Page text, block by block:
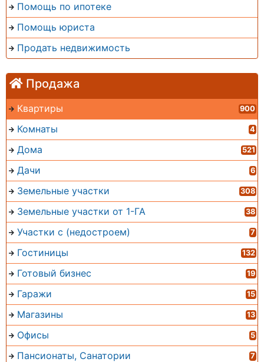
Помощь по ипотеке
Помощь юриста
Продать недвижимость
Продажа
Квартиры 900
Комнаты 4
Дома 521
Дачи 6
Земельные участки 308
Земельные участки от 1-ГА 38
Участки с (недостроем) 7
Гостиницы 132
Готовый бизнес 19
Гаражи 15
Магазины 13
Офисы 5
Пансионаты, Санатории 7